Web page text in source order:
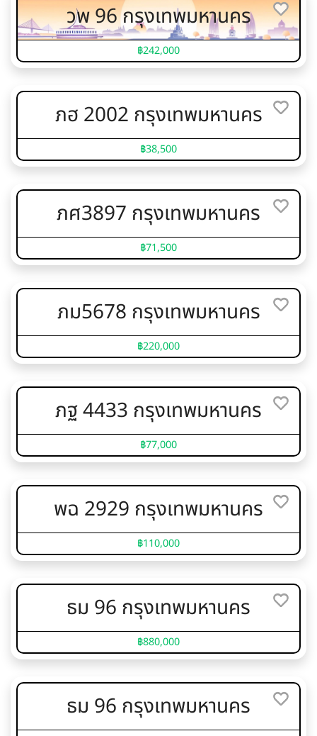
วพ 96 กรุงเทพมหานคร
฿242,000
ภฮ 2002 กรุงเทพมหานคร
฿38,500
ภศ3897 กรุงเทพมหานคร
฿71,500
ภม5678 กรุงเทพมหานคร
฿220,000
ภฐ 4433 กรุงเทพมหานคร
฿77,000
พฉ 2929 กรุงเทพมหานคร
฿110,000
ธม 96 กรุงเทพมหานคร
฿880,000
ธม 96 กรุงเทพมหานคร